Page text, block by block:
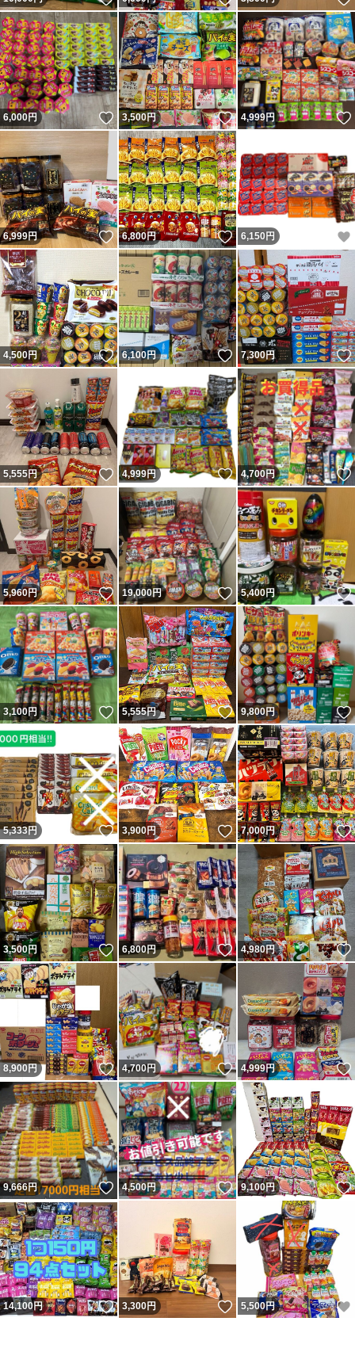
6,000円 いいね！
3,500円 いいね！
4,999円
6,999円 いいね！
6,800円 いいね！
6,150 円
4,500円 いいね！
6,100円 いいね！
7,300円
5,555円 いいね！
4,999円 いいね！
4,700円
5,960円 いいね！
19,000円 いいね！
5,400円
3,100円 いいね！
5,555円 いいね！
9,800円
5,333円 いいね！
3,900円 いいね！
7,000円
3,500円 いいね！
6,800円 いいね！
4,980円
8,900 円 いいね！
4,700円 いいね！
4,999円
9,666円 いいね！
4,500円 いいね！
9,100円
14,100円 いいね！
3,300円 いいね！
5,500円